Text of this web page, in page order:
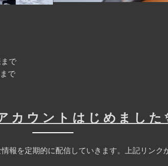
で
で
カウントはじめました
報を定期的に配信していきます。上記リン